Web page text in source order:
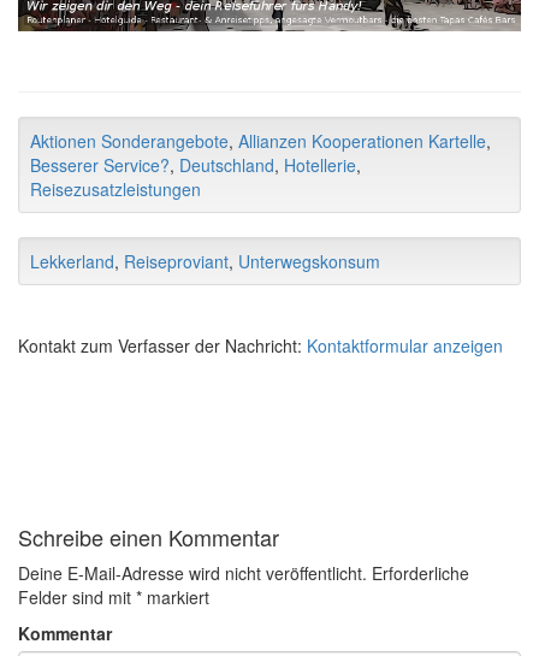
Aktionen Sonderangebote, Allianzen Kooperationen Kartelle,
Besserer Service?, Deutschland, Hotellerie,
Reisezusatzleistungen
Lekkerland, Reiseproviant, Unterwegskonsum
Kontakt zum Verfasser der Nachricht: Kontaktformular anzeigen
Schreibe einen Kommentar
Deine E-Mail-Adresse wird nicht veröffentlicht. Erforderliche
Felder sind mit * markiert
Kommentar